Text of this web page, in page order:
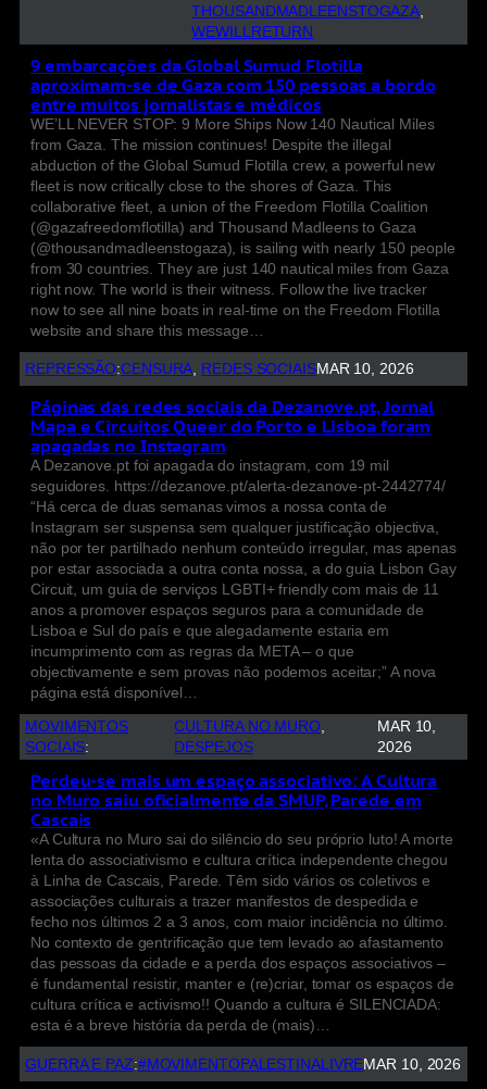
THOUSANDMADLEENSTOGAZA
WEWILLRETURN
9 embarcações da Global Sumud Flotilla
aproximam-se de Gaza com 150 pessoas a bordo
entre muitos jornalistas e médicos
WE’LL NEVER STOP: 9 More Ships Now 140 Nautical Miles
from Gaza. The mission continues! Despite the illegal
abduction of the Global Sumud Flotilla crew, a powerful new
fleet is now critically close to the shores of Gaza. This
collaborative fleet, a union of the Freedom Flotilla Coalition
(@gazafreedomflotilla) and Thousand Madleens to Gaza
(@thousandmadleenstogaza), is sailing with nearly 150 people
from 30 countries. They are just 140 nautical miles from Gaza
right now. The world is their witness. Follow the live tracker
now to see all nine boats in real-time on the Freedom Flotilla
website and share this message…
REPRESSÃO:CENSURA, REDES SOCIAISMAR 10, 2026
Páginas das redes sociais da Dezanove.pt, Jornal
Mapa e Circuitos Queer do Porto e Lisboa foram
apagadas no Instagram
A Dezanove.pt foi apagada do instagram, com 19 mil
seguidores. https://dezanove.pt/alerta-dezanove-pt-2442774/
“Há cerca de duas semanas vimos a nossa conta de
Instagram ser suspensa sem qualquer justificação objectiva,
não por ter partilhado nenhum conteúdo irregular, mas apenas
por estar associada a outra conta nossa, a do guia Lisbon Gay
Circuit, um guia de serviços LGBTI+ friendly com mais de 11
anos a promover espaços seguros para a comunidade de
Lisboa e Sul do país e que alegadamente estaria em
incumprimento com as regras da META – o que
objectivamente e sem provas não podemos aceitar;” A nova
página está disponível…
MOVIMENTOS
SOCIAIS:
CULTURA NO MURO
DESPEJOS
MAR 10,
2026
Perdeu-se mais um espaço associativo: A Cultura
no Muro saiu oficialmente da SMUP, Parede em
Cascais
«A Cultura no Muro sai do silêncio do seu próprio luto! A morte
lenta do associativismo e cultura crítica independente chegou
à Linha de Cascais, Parede. Têm sido vários os coletivos e
associações culturais a trazer manifestos de despedida e
fecho nos últimos 2 a 3 anos, com maior incidência no último.
No contexto de gentrificação que tem levado ao afastamento
das pessoas da cidade e a perda dos espaços associativos –
é fundamental resistir, manter e (re)criar, tomar os espaços de
cultura crítica e activismo!! Quando a cultura é SILENCIADA:
esta é a breve história da perda de (mais)…
GUERRA E PAZ:#MOVIMENTOPALESTINALIVREMAR 10, 2026